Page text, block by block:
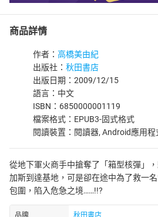
商品詳情
作者： 高橋美由紀
出版社： 秋田書店
出版日期：2009/12/15
語言：中文
ISBN：6850000001119
檔案格式：EPUB3-固式格式
閱讀裝置：閱讀器, Android應用程
從地下軍火商手中搶奪了「箱型核彈」
加斯到達基地，可是卻在途中為了救一
包圍，陷入危急之境……!!?
品牌 秋田書店